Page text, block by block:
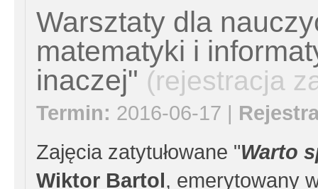
Warsztaty dla
matematyki i
inaczej" (rejestracja
Termin: 2016-06-17 |
Zajęcia zatytułowane "Warto
Wiktor Bartol, emerytowany